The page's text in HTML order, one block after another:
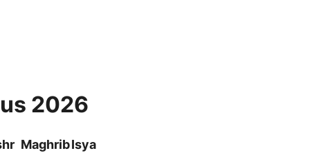
2026
MaghribIsya